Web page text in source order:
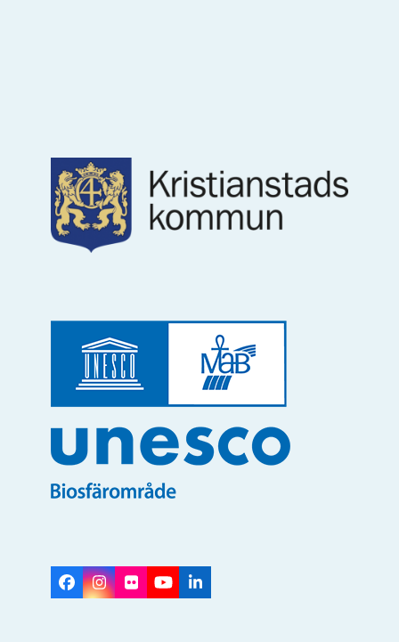
Facebook
Instagram
FlickrYouTubeLinkedIn